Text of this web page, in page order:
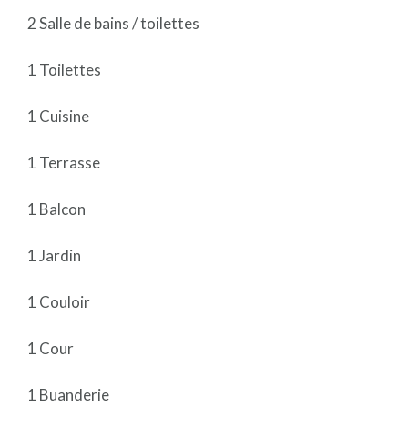
2 Salle de bains / toilettes
1 Toilettes
1 Cuisine
1 Terrasse
1 Balcon
1 Jardin
1 Couloir
1 Cour
1 Buanderie